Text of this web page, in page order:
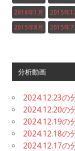
2016年1月 2015年
2015年8月 2015年7
分析動画
2024.12.23の
2024.12.20の
2024.12.19の
2024.12.18の
2024.12.17の